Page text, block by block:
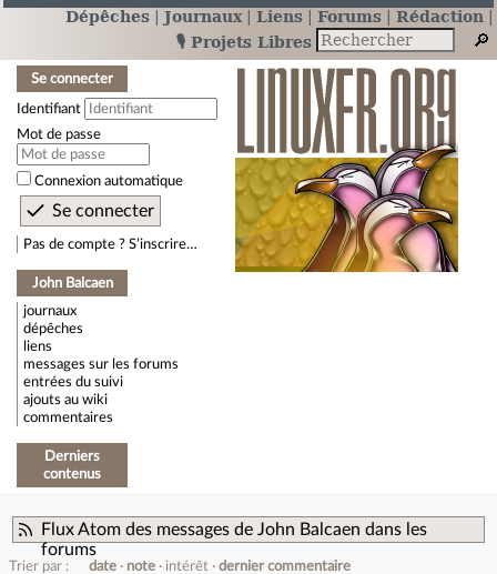
Dépêches Journaux Liens Forums
Rédaction
🎙️ Projets Libres
Se connecter
Identifiant
Mot de passe
Connexion automatique
Pas de compte ? S’inscrire…
John Balcaen
journaux
dépêches
liens
messages sur les forums
entrées du suivi
ajouts au wiki
commentaires
Derniers
contenus
Flux Atom des messages de John Balcaen dans les
forums
Trier par : date note intérêt dernier commentaire